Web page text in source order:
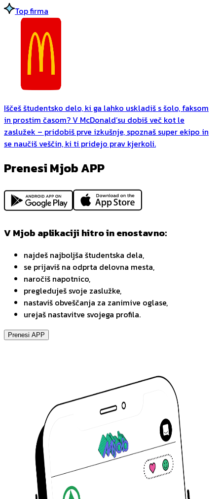
Top firma
Iščeš študentsko delo, ki ga lahko uskladiš s šolo, faksom
in prostim časom? V McDonald’su dobiš več kot le
zaslužek – pridobiš prve izkušnje, spoznaš super ekipo in
se naučiš veščin, ki ti pridejo prav kjerkoli.
Prenesi Mjob APP
V Mjob aplikaciji hitro in enostavno:
najdeš najboljša študentska dela,
se prijaviš na odprta delovna mesta,
naročiš napotnico,
pregleduješ svoje zaslužke,
nastaviš obveščanja za zanimive oglase,
urejaš nastavitve svojega profila.
Prenesi APP